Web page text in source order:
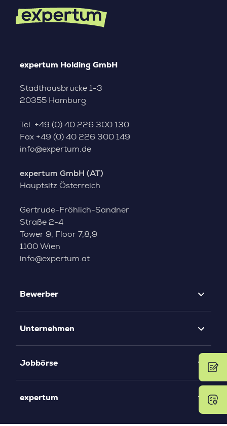
expertum Holding GmbH
Stadthausbrücke 1-3
20355 Hamburg
Tel. +49 (0) 40 226 300 130
Fax +49 (0) 40 226 300 149
info@expertum.de
expertum GmbH (AT)
Hauptsitz Österreich
Gertrude-Fröhlich-Sandner
Straße 2-4
Tower 9, Floor 7,8,9
1100 Wien
info@expertum.at
Bewerber
Unternehmen
Jobbörse
expertum